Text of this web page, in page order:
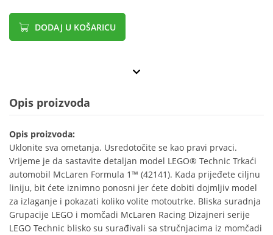
DODAJ U KOŠARICU
Opis proizvoda
Opis proizvoda:
Uklonite sva ometanja. Usredotočite se kao pravi prvaci.
Vrijeme je da sastavite detaljan model LEGO® Technic Trkaći
automobil McLaren Formula 1™ (42141). Kada prijeđete ciljnu
liniju, bit ćete iznimno ponosni jer ćete dobiti dojmljiv model
za izlaganje i pokazati koliko volite motoutrke. Bliska suradnja
Grupacije LEGO i momčadi McLaren Racing Dizajneri serije
LEGO Technic blisko su surađivali sa stručnjacima iz momčadi